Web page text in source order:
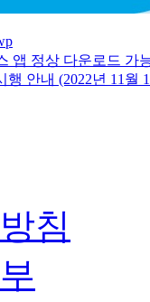
앱 정상 다운로드 가
안내 (2022년 11월
침